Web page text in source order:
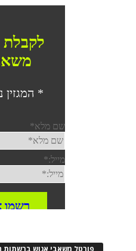
פורטל משאבי אנוש ברשתות